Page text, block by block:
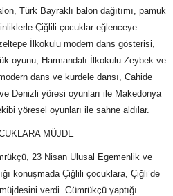
Türk Bayraklı balon dağıtımı, pamuk
Çiğlili çocuklar eğlenceye
İlkokulu modern dans gösterisi,
oyunu, Harmandalı İlkokulu Zeybek ve
dans ve kurdele dansı, Cahide
Denizli yöresi oyunları ile Makedonya
yöresel oyunları ile sahne aldılar.
MÜJDE
23 Nisan Ulusal Egemenlik ve
konuşmada Çiğlili çocuklara, Çiğli’de
verdi. Gümrükçü yaptığı